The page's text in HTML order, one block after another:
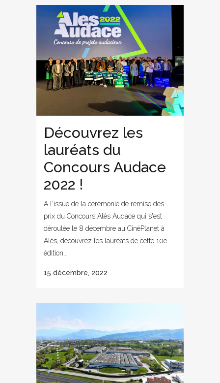
Découvrez les
lauréats du
Concours Audace
2022 !
A l'issue de la cérémonie de remise des
prix du Concours Alès Audace qui s'est
déroulée le 8 décembre au CinéPlanet à
Alès, découvrez les lauréats de cette 10e
édition...
15 décembre, 2022